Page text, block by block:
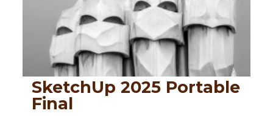
SketchUp 2025 Portable
Final